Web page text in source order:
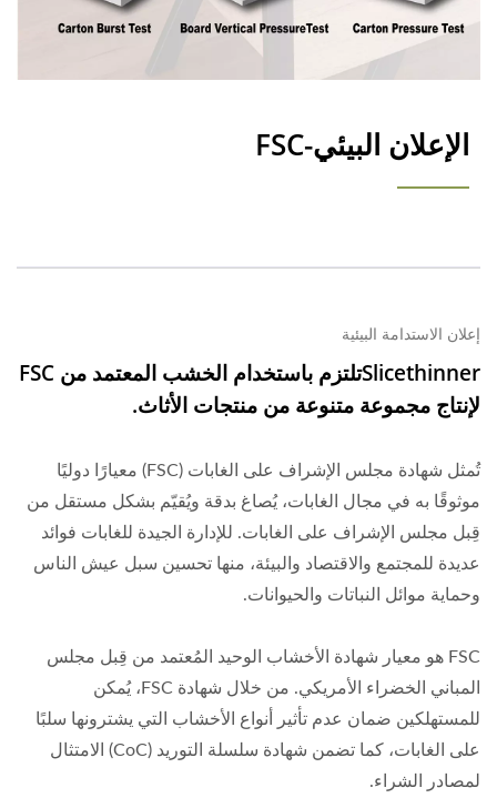
الإعلان البيئي-FSC
إعلان الاستدامة البيئية
Slicethinnerتلتزم باستخدام الخشب المعتمد من FSC
لإنتاج مجموعة متنوعة من منتجات الأثاث.
تُمثل شهادة مجلس الإشراف على الغابات (FSC) معيارًا دوليًا
موثوقًا به في مجال الغابات، يُصاغ بدقة ويُقيّم بشكل مستقل من
قِبل مجلس الإشراف على الغابات. للإدارة الجيدة للغابات فوائد
عديدة للمجتمع والاقتصاد والبيئة، منها تحسين سبل عيش الناس
وحماية موائل النباتات والحيوانات.
FSC هو معيار شهادة الأخشاب الوحيد المُعتمد من قِبل مجلس
المباني الخضراء الأمريكي. من خلال شهادة FSC، يُمكن
للمستهلكين ضمان عدم تأثير أنواع الأخشاب التي يشترونها سلبًا
على الغابات، كما تضمن شهادة سلسلة التوريد (CoC) الامتثال
لمصادر الشراء.